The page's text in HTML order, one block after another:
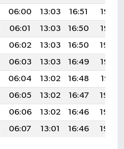
06:00 13:03 16:51
19:57
06:01 13:03 16:50
19:55
06:02 13:03 16:50
19:54
06:03 13:03 16:49
19:52
06:04 13:02 16:48
19:51
06:05 13:02 16:47
19:49
06:06 13:02 16:46
19:48
06:07 13:01 16:46 19:46